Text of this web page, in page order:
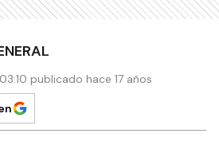
publicado hace 17 años